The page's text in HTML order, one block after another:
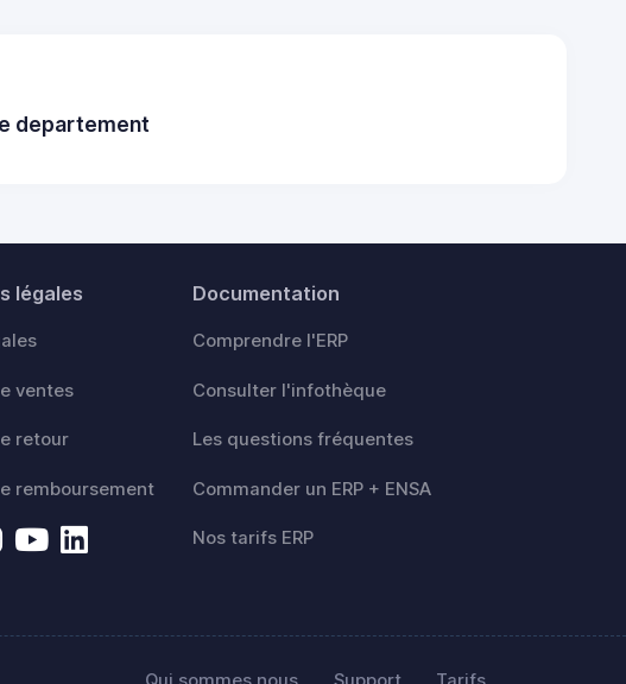
departement
légales
ventes
retour
remboursement
Documentation
Comprendre l'ERP
Consulter l'infothèque
Les questions fréquentes
Commander un ERP + ENSA
Nos tarifs ERP